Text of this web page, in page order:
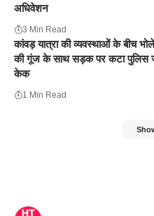
अधिवेशन
3 Min Read
कांवड़ यात्रा की व्यवस्थाओं के बीच
की गूंज के साथ सड़क पर कटा पुलिस
केक
1 Min Read